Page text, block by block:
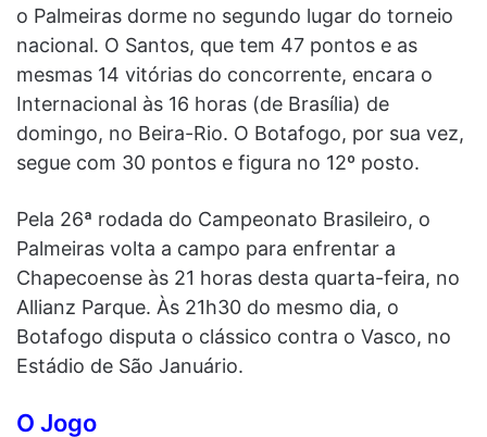
o Palmeiras dorme no segundo lugar do torneio
nacional. O Santos, que tem 47 pontos e as
mesmas 14 vitórias do concorrente, encara o
Internacional às 16 horas (de Brasília) de
domingo, no Beira-Rio. O Botafogo, por sua vez,
segue com 30 pontos e figura no 12º posto.
Pela 26ª rodada do Campeonato Brasileiro, o
Palmeiras volta a campo para enfrentar a
Chapecoense às 21 horas desta quarta-feira, no
Allianz Parque. Às 21h30 do mesmo dia, o
Botafogo disputa o clássico contra o Vasco, no
Estádio de São Januário.
O Jogo